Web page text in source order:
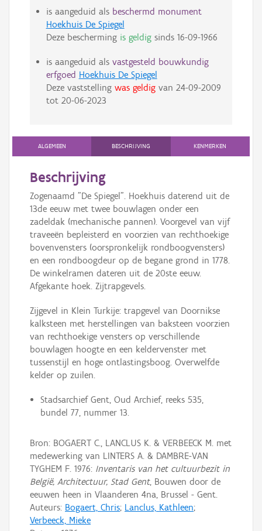
is aangeduid als beschermd monument
Hoekhuis De Spiegel
Deze bescherming is geldigsinds 16-09-1966
is aangeduid als vastgesteld bouwkundig
erfgoed Hoekhuis De Spiegel
Deze vaststelling was geldigvan 24-09-2009
tot 20-06-2023
ALGEMEEN BESCHRIJVING KENMERKEN
Beschrijving
Zogenaamd "De Spiegel". Hoekhuis daterend uit de
13de eeuw met twee bouwlagen onder een
zadeldak (mechanische pannen). Voorgevel van vijf
traveeën bepleisterd en voorzien van rechthoekige
bovenvensters (oorspronkelijk rondboogvensters)
en een rondboogdeur op de begane grond in 1778.
De winkelramen dateren uit de 20ste eeuw.
Afgekante hoek. Zijtrapgevels.
Zijgevel in Klein Turkije: trapgevel van Doornikse
kalksteen met herstellingen van baksteen voorzien
van rechthoekige vensters op verschillende
bouwlagen hoogte en een keldervenster met
tussenstijl en hoge ontlastingsboog. Overwelfde
kelder op zuilen.
Stadsarchief Gent, Oud Archief, reeks 535,
bundel 77, nummer 13.
Bron: BOGAERT C., LANCLUS K. & VERBEECK M. met
medewerking van LINTERS A. & DAMBRE-VAN
TYGHEM F. 1976: Inventaris van het cultuurbezit in
België, Architectuur, Stad Gent, Bouwen door de
eeuwen heen in Vlaanderen 4na, Brussel - Gent.
Auteurs: Bogaert, Chris; Lanclus, Kathleen;
Verbeeck, Mieke